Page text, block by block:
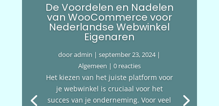
De Voordelen en Nadelen
van WooCommerce voor
Nederlandse Webwinkel
Eigenaren
dooradmin |september 23, 2024|
Algemeen | 0 reacties
Het kiezen van het juiste platform voor
je webwinkel is cruciaal voor het
succes van je onderneming. Voor veel